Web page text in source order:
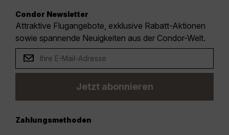
Condor Newsletter
Attraktive Flugangebote, exklusive Rabatt-Aktionen
sowie spannende Neuigkeiten aus der Condor-Welt.
Jetzt abonnieren
Zahlungsmethoden